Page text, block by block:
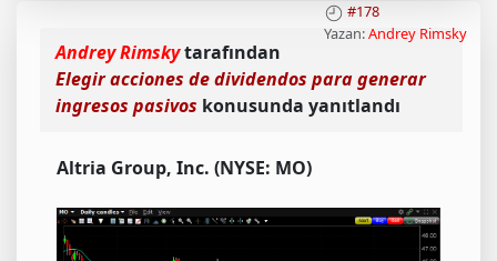
#178
Yazan:Andrey Rimsky
Andrey Rimskytarafından
Elegir acciones de dividendos para generar
ingresos pasivos konusunda yanıtlandı
Altria Group, Inc. (NYSE: MO)